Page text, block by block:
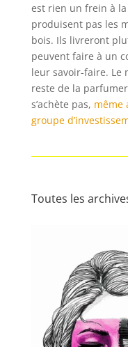
est rien un frein à
produisent pas les
bois. Ils livreront
peuvent faire à un
leur savoir-faire. Le
reste de la
s’achète pas, même
groupe
Toutes les